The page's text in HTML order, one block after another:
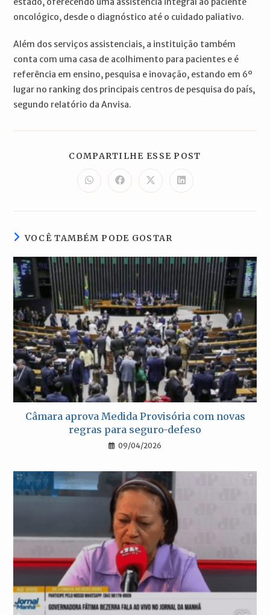
oncológico, desde o diagnóstico até o cuidado paliativo.
Além dos serviços assistenciais, a instituição também
conta com uma casa de acolhimento para pacientes e é
referência em ensino, pesquisa e inovação, estando em 6º
lugar no ranking dos principais centros de pesquisa do país,
segundo relatório da Anvisa.
COMPARTILHE ESSE POST
Abre
em
nova
Abre
em
nova
Abre
em
nova
Abre
em
nova
VOCÊ TAMBÉM PODE GOSTAR
Câmara aprova Medida Provisória com novas
regras para seguro-defeso
09/04/2026